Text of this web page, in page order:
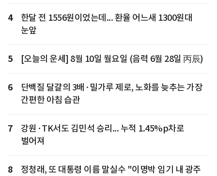
4
한달 전 1556원이었는데... 환율 어느새 1300원대
눈앞
5 [오늘의 운세] 8월 10일 월요일 (음력 6월 28일 丙辰)
6
단백질 달걀의 3배·밀가루 제로, 노화를 늦추는 가장
간편한 아침 습관
7
강원·TK서도 김민석 승리... 누적 1.45%p차로
벌어져
8
정청래, 또 대통령 이름 말실수 "이명박 임기 내 광주